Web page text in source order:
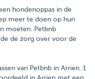
hondenoppas in de
meer te doen op hun
moeten. Petbnb
de zorg over voor de
van Petbnb in Arrien. 1